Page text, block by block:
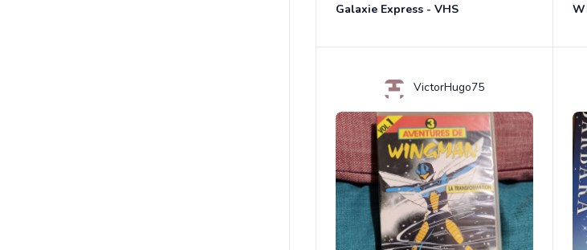
Galaxie Express - VHS
VictorHugo75